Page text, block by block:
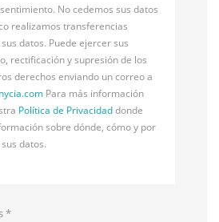
No cedemos sus datos
realizamos transferencias
datos. Puede ejercer sus
rectificación y supresión de los
derechos enviando un correo a
Para más información
Política de Privacidaddonde
sobre dónde, cómo y por
datos.
*